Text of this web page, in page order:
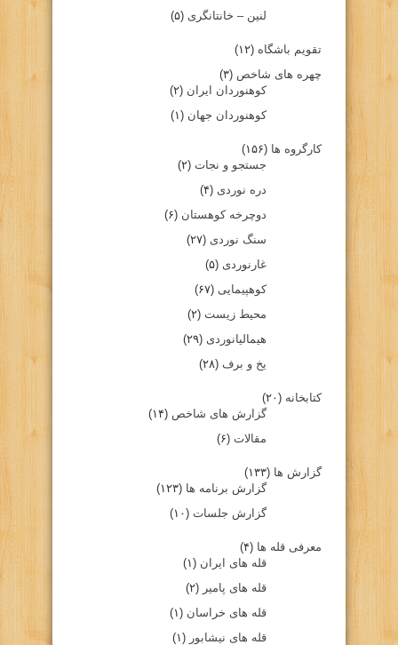
لنین – خانتانگری (۵)
تقویم باشگاه (۱۲)
چهره های شاخص (۳)
کوهنوردان ایران (۲)
کوهنوردان جهان (۱)
کارگروه ها (۱۵۶)
جستجو و نجات (۲)
دره نوردی (۴)
دوچرخه کوهستان (۶)
سنگ نوردی (۲۷)
غارنوردی (۵)
کوهپیمایی (۶۷)
محیط زیست (۲)
هیمالیانوردی (۲۹)
یخ و برف (۲۸)
کتابخانه (۲۰)
گزارش های شاخص (۱۴)
مقالات (۶)
گزارش ها (۱۳۳)
گزارش برنامه ها (۱۲۳)
گزارش جلسات (۱۰)
معرفی قله ها (۴)
قله های ایران (۱)
قله های پامیر (۲)
قله های خراسان (۱)
قله های نیشابور (۱)